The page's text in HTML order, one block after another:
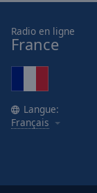
Beginning
dialog
window.
Escape
will
cancel
Radio en ligne
France
Langue:
Français